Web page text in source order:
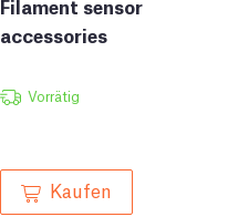
Filament sensor
accessories
Vorrätig
Kaufen